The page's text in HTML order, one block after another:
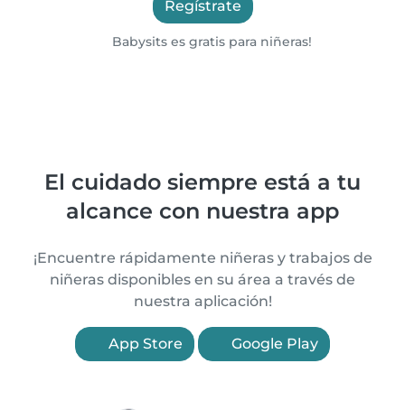
Regístrate
Babysits es gratis para niñeras!
El cuidado siempre está a tu
alcance con nuestra app
¡Encuentre rápidamente niñeras y trabajos de
niñeras disponibles en su área a través de
nuestra aplicación!
App Store Google Play